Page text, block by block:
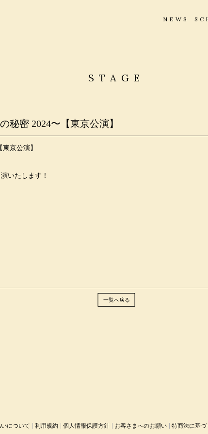
NEWS
STAGE
秘密 2024〜【東京公演】
京公演】
いたします！
一覧へ戻る
について 利用規約 個人情報保護方針 お客さまへのお願い 特商法に基づ